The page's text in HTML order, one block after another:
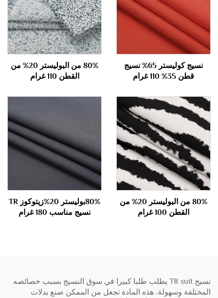
نسيج كوليستر 65% نسيج
قطن 35% 110 غرام
80% من البوليستر 20% من
القطن 110 غرام
80% من البوليستر 20% من
القطن 100 غرام
80%بوليستر 20%زيتوكوز TR
نسيج مناسب 180 غرام
نسيج TR suit يطلب طلبا كبيرا في سوق النسيج بسبب خصائصه
المختلفة وسهولة. هذه المادة تجعل من الممكن صنع بدلات